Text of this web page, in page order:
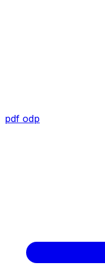
pdf odp